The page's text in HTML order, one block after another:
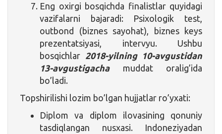
Eng oxirgi bosqichda finalistlar quyidagi
vazifalarni bajaradi: Psixologik test,
outbond (biznes sayohat), biznes keys
prezentatsiyasi, intervyu. Ushbu
bosqichlar 2018-yilning 10-avgustidan
13-avgustigacha
muddat oralig’ida
bo’ladi.
Topshirilishi lozim bo’lgan hujjatlar ro’yxati:
Diplom va diplom ilovasining qonuniy
tasdiqlangan nusxasi. Indoneziyadan